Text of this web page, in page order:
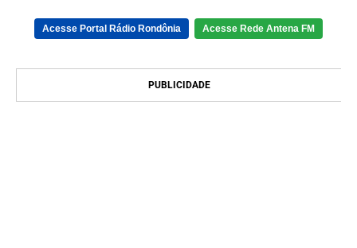
Acesse Portal Rádio Rondônia Acesse Rede Antena FM
PUBLICIDADE